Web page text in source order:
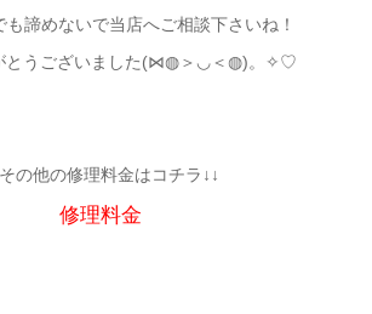
も諦めないで当店へご相談下さいね！
とうございました(⋈◍＞◡＜◍)。✧♡
の他の修理料金はコチラ↓↓
修理料金